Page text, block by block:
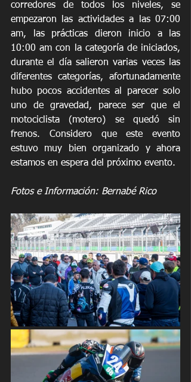
corredores de todos los niveles, se
empezaron las actividades a las 07:00
am, las prácticas dieron inicio a las
10:00 am con la categoría de iniciados,
durante el día salieron varias veces las
diferentes categorías, afortunadamente
hubo pocos accidentes al parecer solo
uno de gravedad, parece ser que el
motociclista (motero) se quedó sin
frenos. Considero que este evento
estuvo muy bien organizado y ahora
estamos en espera del próximo evento.
Fotos e Información: Bernabé Rico